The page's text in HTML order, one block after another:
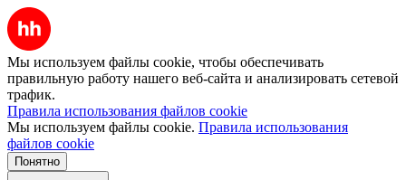
Мы используем файлы cookie, чтобы обеспечивать
правильную работу нашего веб-сайта и анализировать сетевой
трафик.
Правила использования файлов cookie
Мы используем файлы cookie. Правила использования
файлов cookie
Понятно